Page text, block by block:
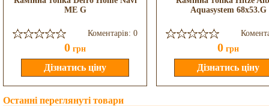
ME G
Коментарів: 0
0 грн
Aquasystem 68x53.G
0 грн
Останні переглянуті товари